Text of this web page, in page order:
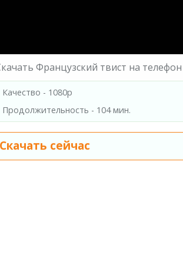
Французский твист на
Качество - 1080p
Продолжительность - 104 мин.
Скачать сейчас